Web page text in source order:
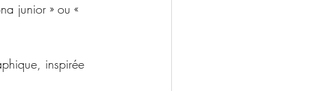
junior » ou «
inspirée